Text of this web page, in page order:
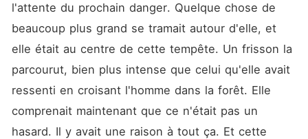
l'attente du prochain danger. Quelque chose de
beaucoup plus grand se tramait autour d'elle, et
elle était au centre de cette tempête. Un frisson la
parcourut, bien plus intense que celui qu'elle avait
ressenti en croisant l'homme dans la forêt. Elle
comprenait maintenant que ce n'était pas un
hasard. Il y avait une raison à tout ça. Et cette